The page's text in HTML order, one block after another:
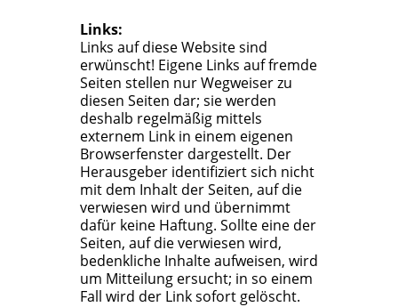
Links:
Links auf diese Website sind
erwünscht! Eigene Links auf fremde
Seiten stellen nur Wegweiser zu
diesen Seiten dar; sie werden
deshalb regelmäßig mittels
externem Link in einem eigenen
Browserfenster dargestellt. Der
Herausgeber identifiziert sich nicht
mit dem Inhalt der Seiten, auf die
verwiesen wird und übernimmt
dafür keine Haftung. Sollte eine der
Seiten, auf die verwiesen wird,
bedenkliche Inhalte aufweisen, wird
um Mitteilung ersucht; in so einem
Fall wird der Link sofort gelöscht.